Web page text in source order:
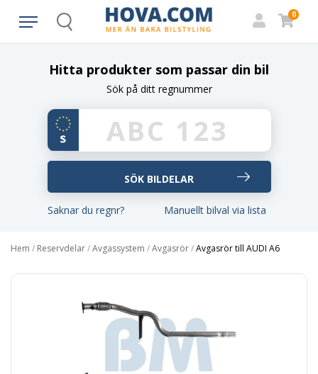
Search
0
Hitta produkter som passar din bil
Sök på ditt regnummer
Saknar du regnr? Manuellt bilval via lista
Hem / Reservdelar/Avgassystem /Avgasrör/Avgasrör till AUDI A6